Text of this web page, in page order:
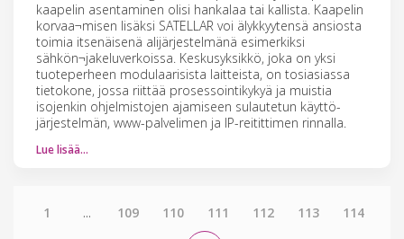
kaapelin asentaminen olisi hankalaa tai kallista. Kaapelin
korvaa¬misen lisäksi SATELLAR voi älykkyytensä ansiosta
toimia itsenäisenä alijärjestelmänä esimerkiksi
sähkön¬jakeluverkoissa. Keskusyksikkö, joka on yksi
tuoteperheen modulaarisista laitteista, on tosiasiassa
tietokone, jossa riittää prosessointikykyä ja muistia
isojenkin ohjelmistojen ajamiseen sulautetun käyttö-
järjestelmän, www-palvelimen ja IP-reitittimen rinnalla.
Lue lisää…
1 ... 109 110 111 112 113 114